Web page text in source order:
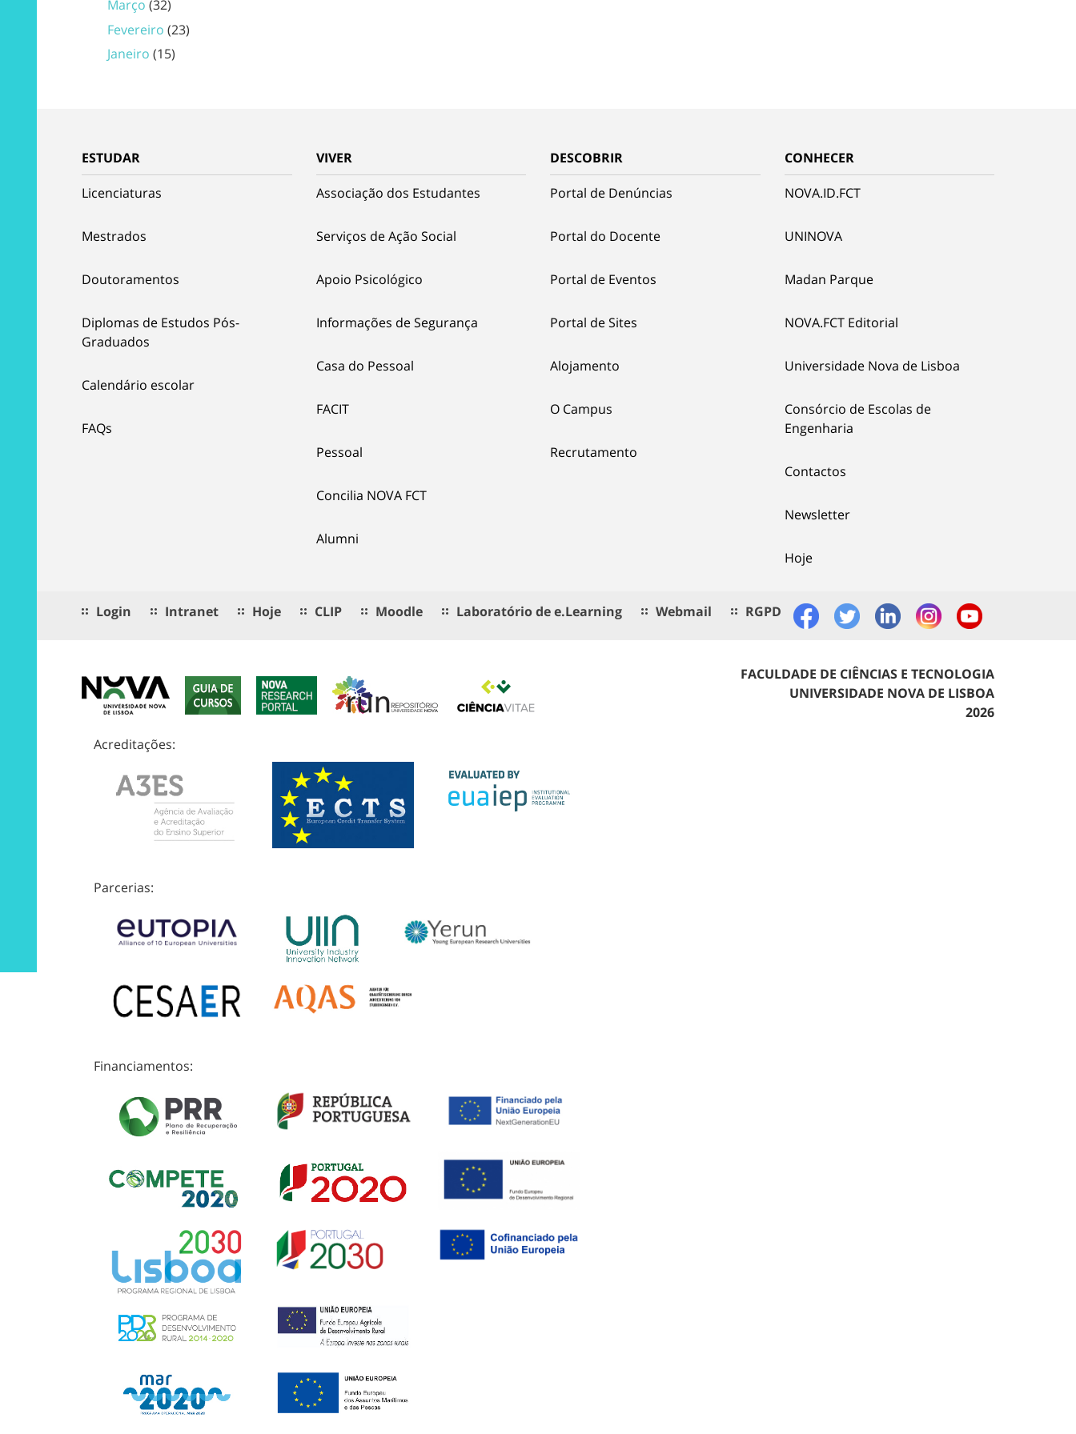
Março (32)
Fevereiro (23)
Janeiro (15)
ESTUDAR
Licenciaturas
Mestrados
Doutoramentos
Diplomas de Estudos Pós-
Graduados
Calendário escolar
FAQs
VIVER
Associação dos Estudantes
Serviços de Ação Social
Apoio Psicológico
Informações de Segurança
Casa do Pessoal
FACIT
Pessoal
Concilia NOVA FCT
Alumni
DESCOBRIR
Portal de Denúncias
Portal do Docente
Portal de Eventos
Portal de Sites
Alojamento
O Campus
Recrutamento
CONHECER
NOVA.ID.FCT
UNINOVA
Madan Parque
NOVA.FCT Editorial
Universidade Nova de Lisboa
Consórcio de Escolas de
Engenharia
Contactos
Newsletter
Hoje
Login Intranet Hoje CLIP Moodle Laboratório de e.Learning Webmail RGPD
Acreditações:
Parcerias:
Financiamentos:
FACULDADE DE CIÊNCIAS E TECNOLOGIA
UNIVERSIDADE NOVA DE LISBOA
2026